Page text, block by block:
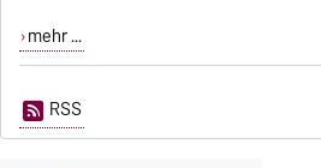
mehr ...
RSS